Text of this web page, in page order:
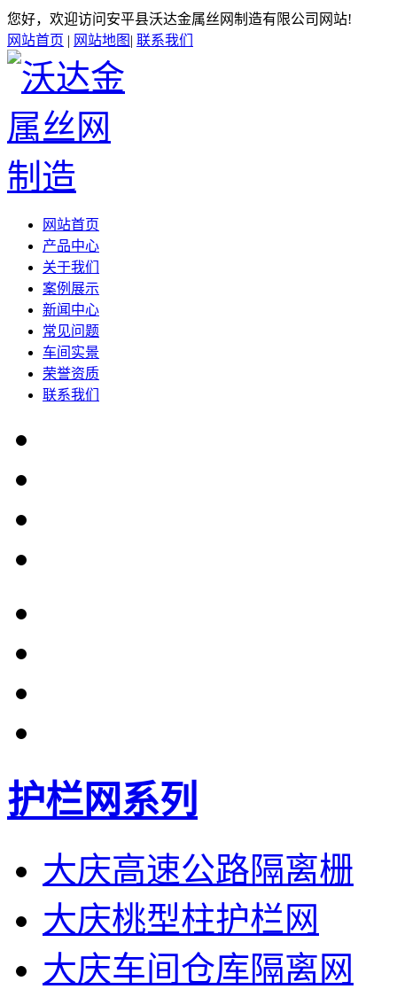
您好，欢迎访问安平县沃达金属丝网制造有限公司网站!
网站首页 | 网站地图 | 联系我们
网站首页
产品中心
关于我们
案例展示
新闻中心
常见问题
车间实景
荣誉资质
联系我们
护栏网系列
大庆高速公路隔离栅
大庆桃型柱护栏网
大庆车间仓库隔离网